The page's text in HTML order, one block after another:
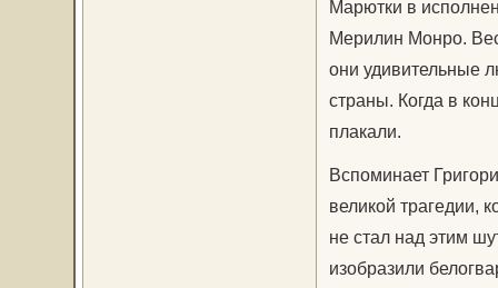
Марютки в
Мерилин Монро.
они удивительные
страны. Когда в
плакали.
Вспоминает
великой трагедии,
не стал над этим
изобразили